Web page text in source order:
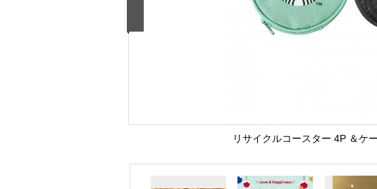
リサイクルコースター 4P ＆ケ